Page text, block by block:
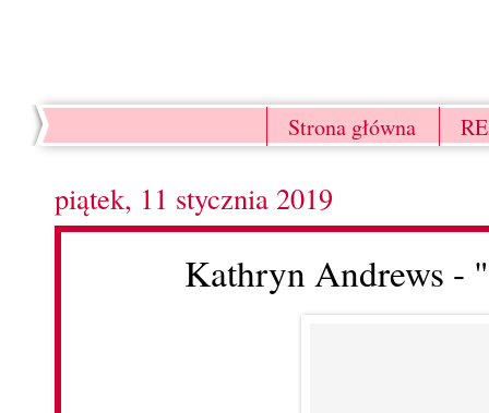
Strona główna
piątek, 11 stycznia 2019
Kathryn Andrews -